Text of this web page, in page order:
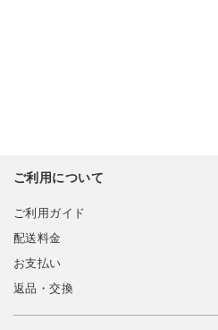
ご利用について
ご利用ガイド
配送料金
お支払い
返品・交換